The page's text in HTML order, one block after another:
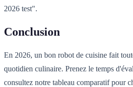
2026 test".
Conclusion
En 2026, un bon robot de cuisine fait
quotidien culinaire. Prenez le temps
consultez notre tableau comparatif pour